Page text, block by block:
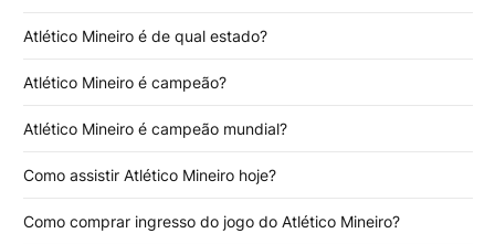
Atlético Mineiro é de qual estado?
Atlético Mineiro é campeão?
Atlético Mineiro é campeão mundial?
Como assistir Atlético Mineiro hoje?
Como comprar ingresso do jogo do Atlético Mineiro?